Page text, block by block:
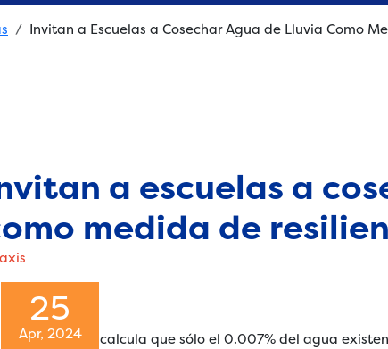
Invitan a Escuelas a Cosechar Agua de Lluvia Como
a escuelas a
medida de
25
Apr, 2024Se calcula que sólo el 0.007% del agua